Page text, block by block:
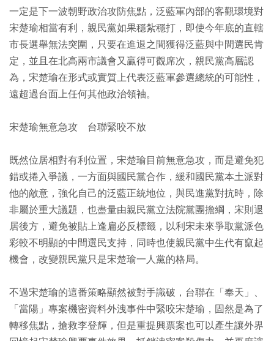
一定是下一波朝野政治攻防焦點，泛藍軍內部的客觀環境對
宋楚瑜相當有利，親民黨如果穩紮穩打，即使今年底的直轄
市長選舉無法突圍，只要在進退之間獲得泛藍與中間選民肯
定，並且在北高兩市議會又贏得可觀席次，親民黨高層認
為，宋楚瑜在形式或實質上代表泛藍軍參選總統的可能性，
遠超過台面上任何其他政治領袖。
宋楚瑜無意急攻 台聯緊咬不放
既然位居相對有利位置，宋楚瑜目前無意急攻，而是避免犯
錯或捲入爭議，一方面與國民黨合作，緩和國民黨本土派對
他的敵意，強化自己的泛藍正統地位，與民進黨對抗時，除
非屬於重大議題，也盡量由親民黨立法院黨團擔綱，宋則退
居後方，避免被貼上逢扁必反標籤，以利宋未來爭取黨派色
彩較不明顯的中間選民支持，同時也使親民黨中生代有竄起
機會，改變親民黨只是宋楚瑜一人黨的格局。
不過宋楚瑜的這番策略顯然被對手識破，台聯在「奉天」、
「當陽」專案機密資料外洩事件中緊咬宋楚瑜，固然是為了
轉移焦點，搶救李登輝，但是重提興票案也可以產生讓外界